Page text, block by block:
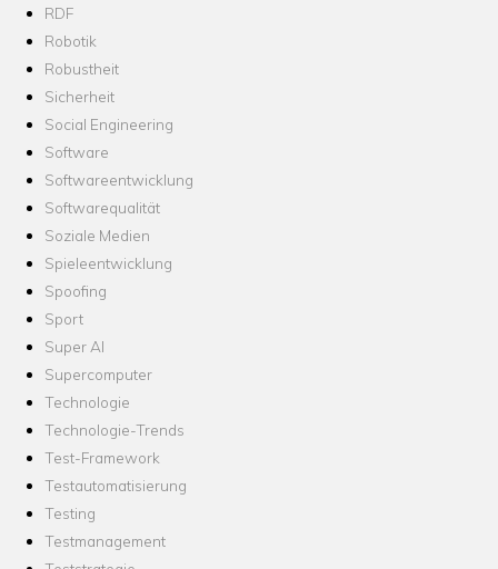
RDF
Robotik
Robustheit
Sicherheit
Social Engineering
Software
Softwareentwicklung
Softwarequalität
Soziale Medien
Spieleentwicklung
Spoofing
Sport
Super AI
Supercomputer
Technologie
Technologie-Trends
Test-Framework
Testautomatisierung
Testing
Testmanagement